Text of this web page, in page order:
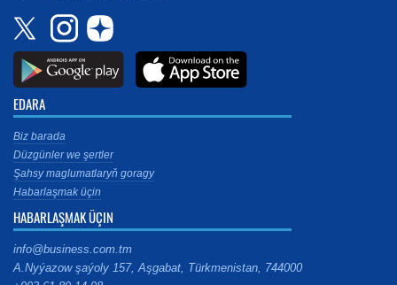
EDARA
Biz barada
Düzgünler we şertler
Şahsy maglumatlaryň goragy
Habarlaşmak üçin
HABARLAŞMAK ÜÇIN
info@business.com.tm
A.Nyýazow şaýoly 157, Aşgabat, Türkmenistan, 744000